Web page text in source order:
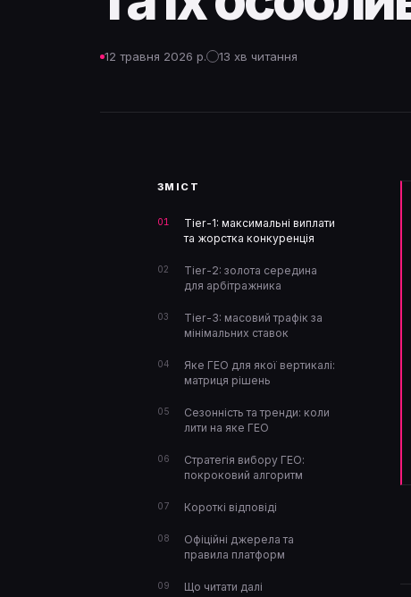
12 травня 2026 р. 13 хв читання
ЗМІСТ
Tier-1: максимальні виплати
та жорстка конкуренція
Tier-2: золота середина
для арбітражника
Tier-3: масовий трафік за
мінімальних ставок
Яке ГЕО для якої вертикалі:
матриця рішень
Сезонність та тренди: коли
лити на яке ГЕО
Стратегія вибору ГЕО:
покроковий алгоритм
Короткі відповіді
Офіційні джерела та
правила платформ
Що читати далі